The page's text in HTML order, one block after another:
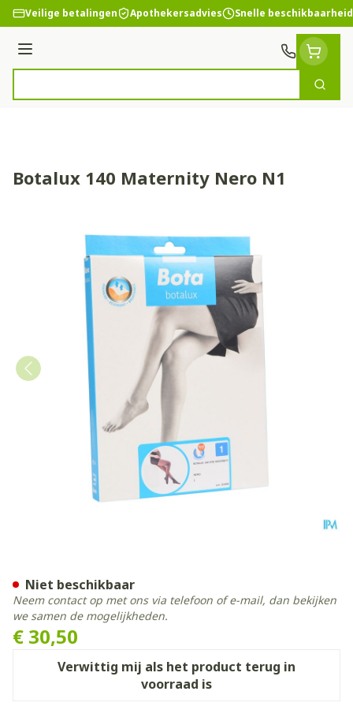
Ga naar de inhoud
Veilige betalingen Apothekersadvies Snelle beschikbaarheid
Menu
Zoek
Botalux 140 Maternity Nero N1
€ 30,50
Verwittig mij als het product terug in
voorraad is
Niet beschikbaar
Neem contact op met ons via telefoon of e-mail, dan bekijken
we samen de mogelijkheden.